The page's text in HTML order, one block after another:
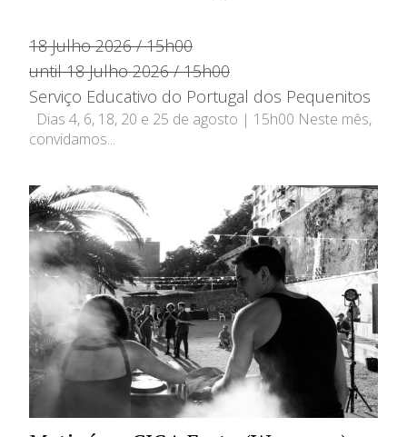
18 Julho 2026 / 15h00
until 18 Julho 2026 / 15h00
Serviço Educativo do Portugal dos Pequenitos
Dias 4, 6, 18, 20 e 25 de agosto | 15h00 Neste mês,
convidamos...